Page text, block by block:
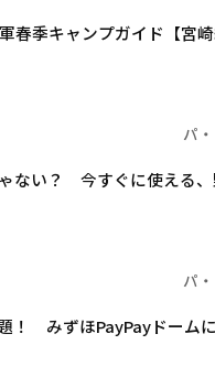
春季キャンプガイド【宮崎
パ
ない？ 今すぐに使える
パ
！ みずほPayPayドーム